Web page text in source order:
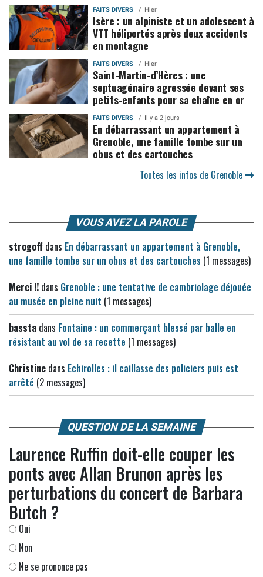
FAITS DIVERS Hier
Isère : un alpiniste et un adolescent à
VTT héliportés après deux accidents
en montagne
FAITS DIVERS Hier
Saint-Martin-d’Hères : une
septuagénaire agressée devant ses
petits-enfants pour sa chaîne en or
FAITS DIVERS Il y a 2 jours
En débarrassant un appartement à
Grenoble, une famille tombe sur un
obus et des cartouches
Toutes les infos de Grenoble
VOUS AVEZ LA PAROLE
strogoff dans En débarrassant un appartement à Grenoble,
une famille tombe sur un obus et des cartouches (1 messages)
Merci !! dans Grenoble : une tentative de cambriolage déjouée
au musée en pleine nuit (1 messages)
bassta dans Fontaine : un commerçant blessé par balle en
résistant au vol de sa recette (1 messages)
Christine dans Echirolles : il caillasse des policiers puis est
arrêté (2 messages)
QUESTION DE LA SEMAINE
Laurence Ruffin doit-elle couper les
ponts avec Allan Brunon après les
perturbations du concert de Barbara
Butch ?
Oui
Non
Ne se prononce pas